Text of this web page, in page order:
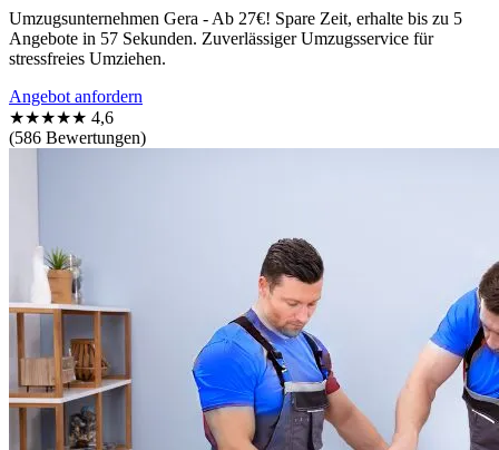
Umzugsunternehmen Gera - Ab 27€! Spare Zeit, erhalte bis zu 5
Angebote in 57 Sekunden. Zuverlässiger Umzugsservice für
stressfreies Umziehen.
Angebot anfordern
★★★★★ 4,6
(586 Bewertungen)